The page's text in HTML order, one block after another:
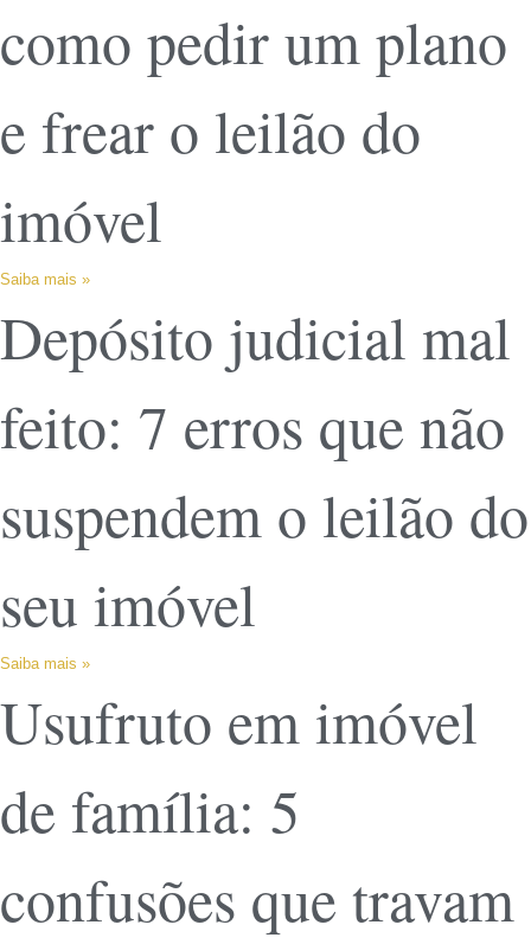
como pedir um plano
e frear o leilão do
imóvel
Saiba mais »
Depósito judicial mal
feito: 7 erros que não
suspendem o leilão do
seu imóvel
Saiba mais »
Usufruto em imóvel
de família: 5
confusões que travam